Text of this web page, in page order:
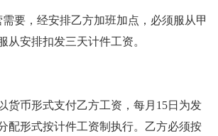
要，经安排乙方加班加点，必须服从甲
从安排扣发三天计件工资。
货币形式支付乙方工资，每月15日为发
配形式按计件工资制执行。乙方必须按